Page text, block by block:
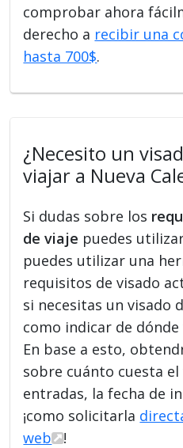
comprobar ahora
derecho a recibir una
hasta 700$.
¿Necesito un
viajar a Nueva
Si dudas sobre los
de viaje puedes
puedes utilizar una
requisitos de visado
si necesitas un visado
como indicar de dónde
En base a esto,
sobre cuánto cuesta
entradas, la fecha de
¡como solicitarla
web
!